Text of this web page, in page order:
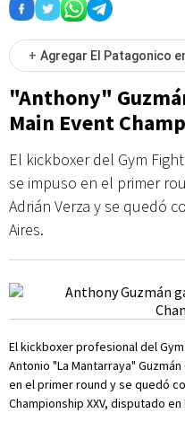
+ Agregar El Patagonico
"Anthony"
Main Event
El kickboxer del Gym
se impuso en el primer
Adrián Verza y se quedó
Aires.
El kickboxer profesional del
Antonio "La Mantarraya"
en el primer round y se quedó
Championship XXV, disputado